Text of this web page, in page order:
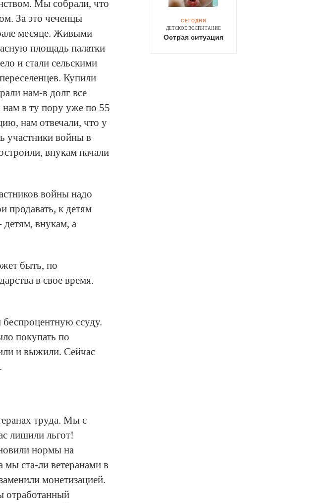
Мы собрали, что
За это чеченцы
месяце. Живыми
площадь палатки
и стали сельскими
Купили
нам-в долг все
нам в ту пору уже по 55
нам отвечали, что у
участники войны в
внукам начали
войны надо
продавать, к детям
внукам, а
быть, по
в свое время.
ссуду.
покупать по
и выжили. Сейчас
труда. Мы с
лишили льгот!
нормы на
мы ста-ли ветеранами в
монетизацией.
отработанный
СЕГОДНЯ
ДЕТСКОЕ ВОСПИТАНИЕ
Острая ситуация